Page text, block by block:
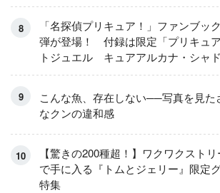
「名探偵プリキュア！」ファンブッ
弾が登場！ 付録は限定「プリキュ
トジュエル キュアアルカナ・シャ
アイスver.」 キュアエクレールを大
こんな魚、存在しない──写真を見た
なクンの違和感
【驚きの200種超！】ワクワクストリ
で手に入る『トムとジェリー』限定
特集